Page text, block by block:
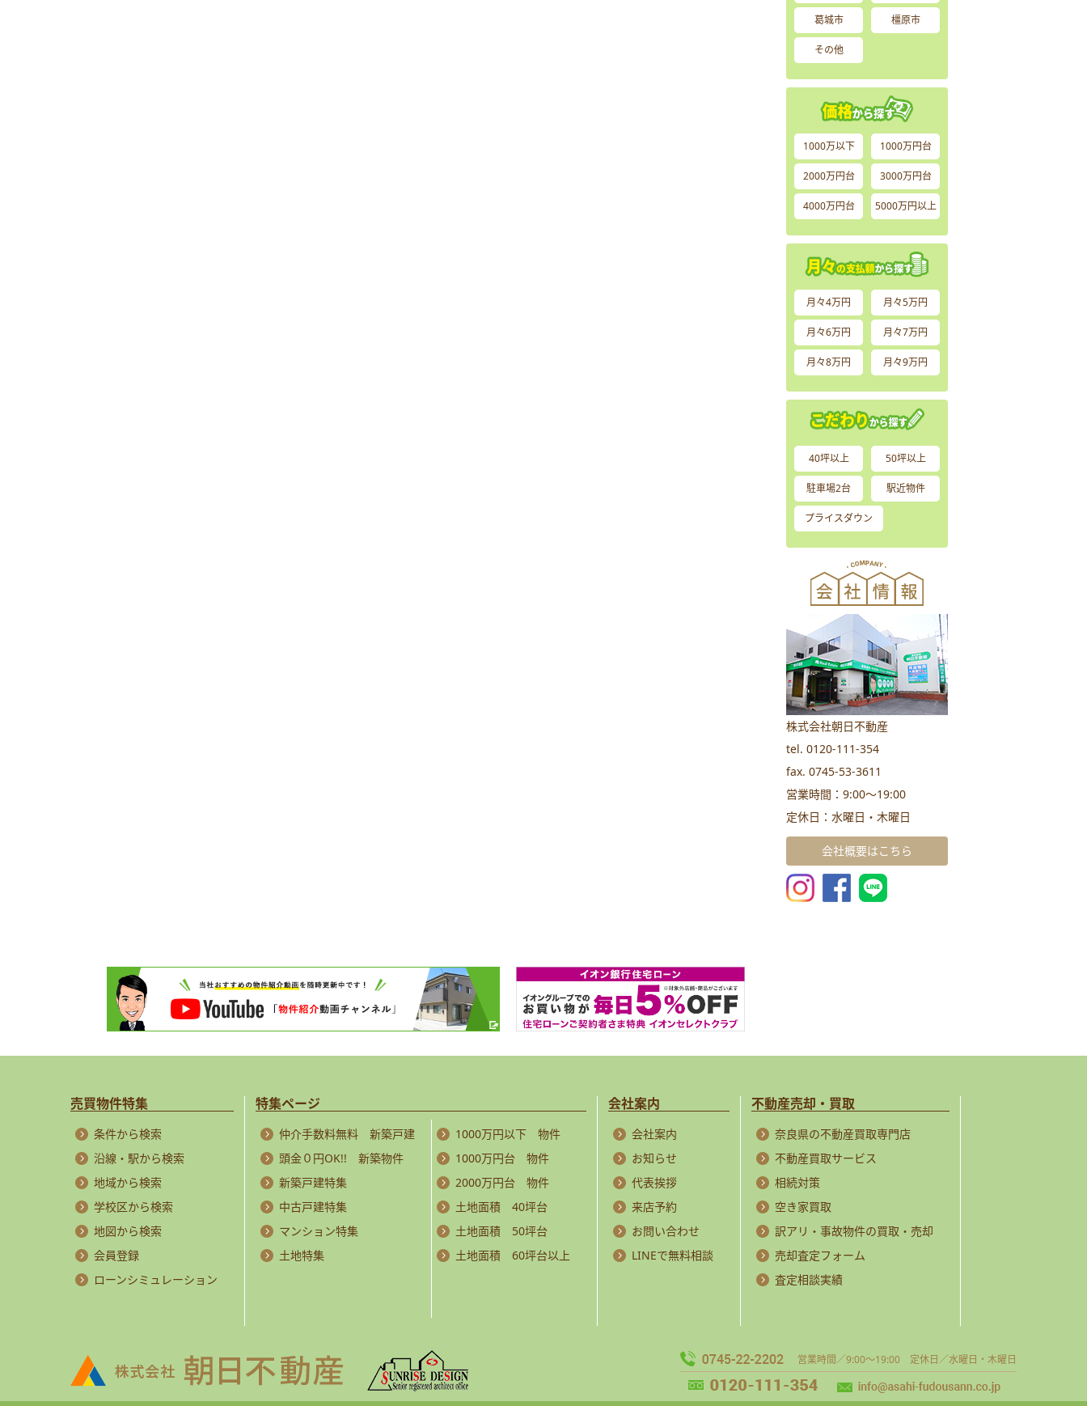
葛城市 橿原市
その他
1000万以下 1000万円台
2000万円台 3000万円台
4000万円台 5000万円以上
月々4万円 月々5万円
月々6万円 月々7万円
月々8万円 月々9万円
40坪以上 50坪以上
駐車場2台 駅近物件
プライスダウン
株式会社朝日不動産
tel. 0120-111-354
fax. 0745-53-3611
営業時間：9:00～19:00
定休日：水曜日・木曜日
会社概要はこちら
売買物件特集
条件から検索
沿線・駅から検索
地域から検索
学校区から検索
地図から検索
会員登録
ローンシミュレーション
特集ページ
仲介手数料無料 新築戸建
頭金０円OK!! 新築物件
新築戸建特集
中古戸建特集
マンション特集
土地特集
1000万円以下 物件
1000万円台 物件
2000万円台 物件
土地面積 40坪台
土地面積 50坪台
土地面積 60坪台以上
会社案内
会社案内
お知らせ
代表挨拶
来店予約
お問い合わせ
LINEで無料相談
不動産売却・買取
奈良県の不動産買取専門店
不動産買取サービス
相続対策
空き家買取
訳アリ・事故物件の買取・売却
売却査定フォーム
査定相談実績
営業時間／9:00～19:00 定休日／水曜日・木曜日